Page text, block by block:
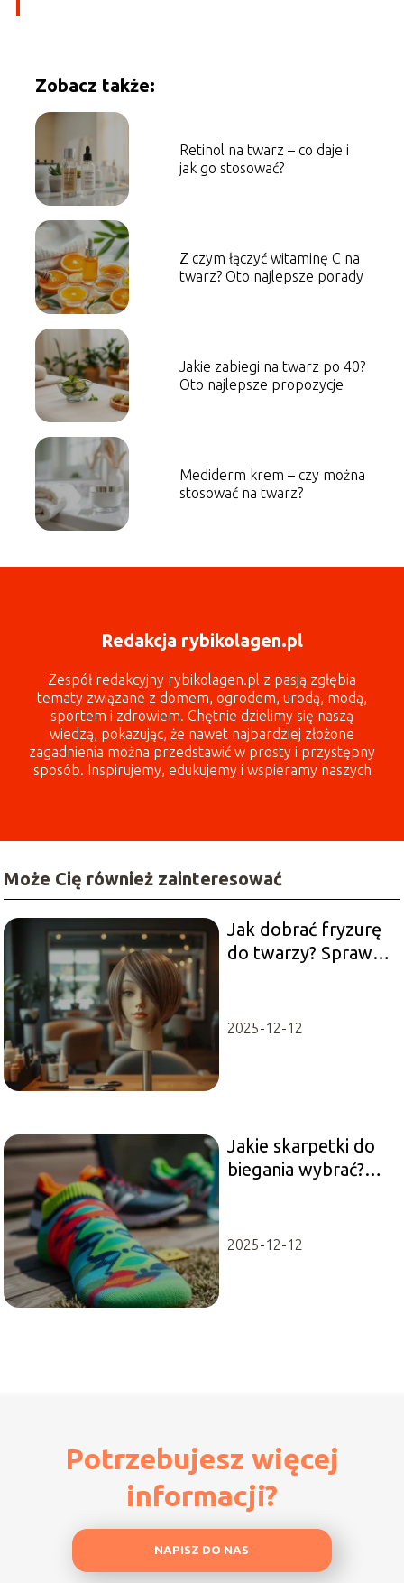
Zobacz także:
Retinol na twarz – co daje i
jak go stosować?
Z czym łączyć witaminę C na
twarz? Oto najlepsze porady
Jakie zabiegi na twarz po 40?
Oto najlepsze propozycje
Mediderm krem – czy można
stosować na twarz?
Redakcja rybikolagen.pl
Zespół redakcyjny rybikolagen.pl z pasją zgłębia
tematy związane z domem, ogrodem, urodą, modą,
sportem i zdrowiem. Chętnie dzielimy się naszą
wiedzą, pokazując, że nawet najbardziej złożone
zagadnienia można przedstawić w prosty i przystępny
sposób. Inspirujemy, edukujemy i wspieramy naszych
Może Cię również zainteresować
Jak dobrać fryzurę
do twarzy? Sprawdź
2025-12-12
Jakie skarpetki do
biegania wybrać?
2025-12-12
Potrzebujesz więcej
informacji?
NAPISZ DO NAS